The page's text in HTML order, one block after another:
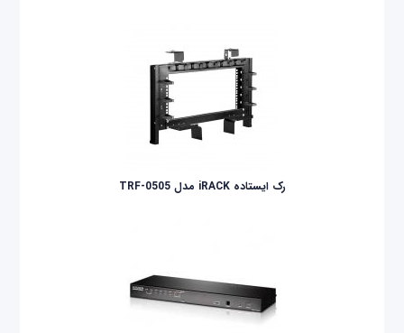
رک ایستاده iRACK مدل TRF-0505